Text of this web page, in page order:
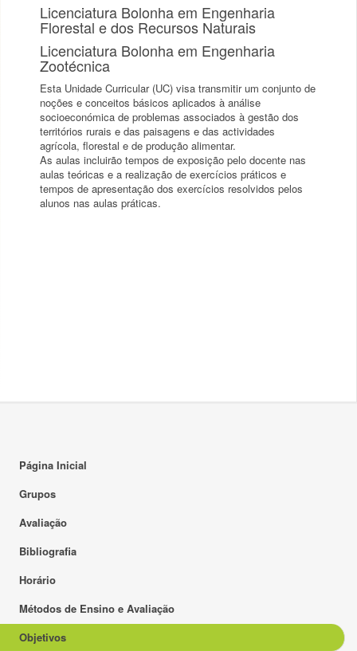
Licenciatura Bolonha em Engenharia
Florestal e dos Recursos Naturais
Licenciatura Bolonha em Engenharia
Zootécnica
Esta Unidade Curricular (UC) visa transmitir um conjunto de
noções e conceitos básicos aplicados à análise
socioeconómica de problemas associados à gestão dos
territórios rurais e das paisagens e das actividades
agrícola, florestal e de produção alimentar.
As aulas incluirão tempos de exposição pelo docente nas
aulas teóricas e a realização de exercícios práticos e
tempos de apresentação dos exercícios resolvidos pelos
alunos nas aulas práticas.
Página Inicial
Grupos
Avaliação
Bibliografia
Horário
Métodos de Ensino e Avaliação
Objetivos